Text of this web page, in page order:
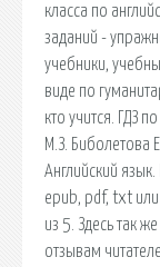
класса по
заданий -
учебники,
виде по
кто учится. ГДЗ
М.З. Биболетова
Английский
epub, pdf, txt или
из 5. Здесь так
отзывам